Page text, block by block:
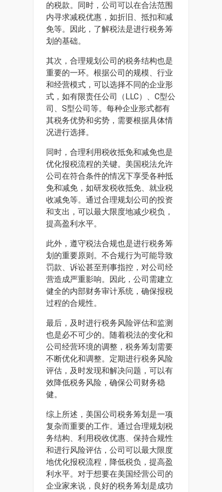
的税款。同时，公司可以在合法范围
内寻求减税优惠，如折旧、抵扣和减
免等。因此，了解税法是进行税务筹
划的基础。
其次，合理规划公司的税务结构也是
重要的一环。根据公司的规模、行业
和经营模式，可以选择不同的企业形
式，如有限责任公司（LLC）、C型公
司、S型公司等。每种企业形式都有
其税务优势和劣势，需要根据具体情
况进行选择。
同时，合理利用税收抵免和减免也是
优化报税流程的关键。美国税法允许
公司在符合条件的情况下享受各种抵
免和减免，如研发税收抵免、就业税
收减免等。通过合理规划公司的投资
和支出，可以最大限度地减少税负，
提高盈利水平。
此外，遵守税法合规也是进行税务筹
划的重要原则。不合规行为可能导致
罚款、诉讼甚至刑事指控，对公司经
营造成严重影响。因此，公司需建立
健全的内部财务审计系统，确保报税
过程的合规性。
最后，及时进行税务风险评估和监测
也是必不可少的。随着税法的变化和
公司经营环境的调整，税务筹划需要
不断优化和调整。定期进行税务风险
评估，及时发现和解决问题，可以有
效降低税务风险，确保公司财务稳
健。
综上所述，美国公司税务筹划是一项
复杂而重要的工作。通过合理规划税
务结构、利用税收优惠、保持合规性
和进行风险评估，公司可以最大限度
地优化报税流程，降低税负，提高盈
利水平。对于想要在美国经营公司的
企业家来说，良好的税务筹划是成功